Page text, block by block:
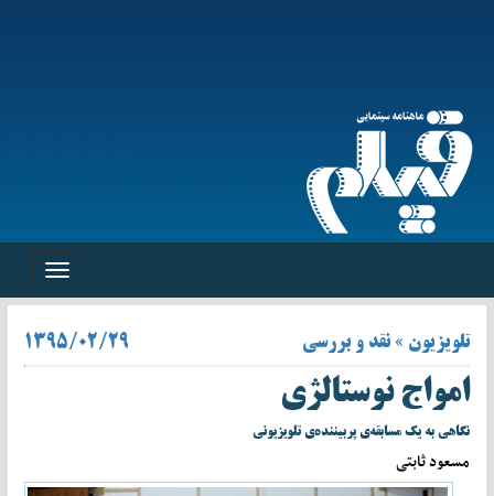
Toggle
تلویزیون » نقد و بررسی ۱۳۹۵/۰۲/۲۹
امواج نوستالژی
نگاهی به یک مسابقه‌ی پربیننده‌‌ی تلویزیونی
مسعود ثابتی